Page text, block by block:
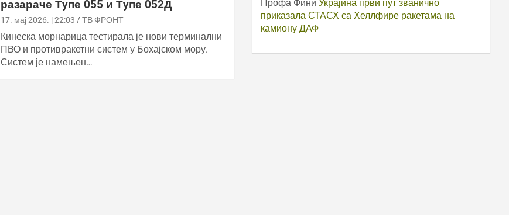
разараче Тyпе 055 и Тyпе 052Д
17. мај 2026. | 22:03 ТВ ФРОНТ
Кинеска морнарица тестирала је нови терминални
ПВО и противракетни систем у Бохајском мору.
Систем је намењен…
Профа Фини Украјина први пут званично
приказала СТАСХ са Хеллфире ракетама на
камиону ДАФ